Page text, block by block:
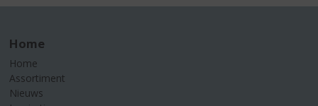
Home
Home
Assortiment
Nieuws